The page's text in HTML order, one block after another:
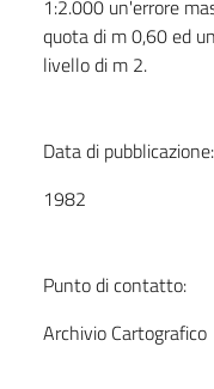
1:2.000 un'errore
quota di m 0,60 ed
livello di m 2.
Data di pubblicazione:
1982
Punto di contatto:
Archivio Cartografico